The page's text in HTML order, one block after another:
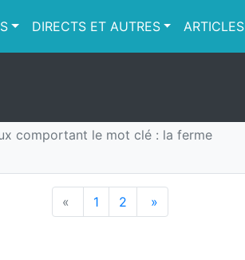
DIRECTS ET AUTRES ARTICLES
comportant le mot clé : la ferme
« 1 2 »